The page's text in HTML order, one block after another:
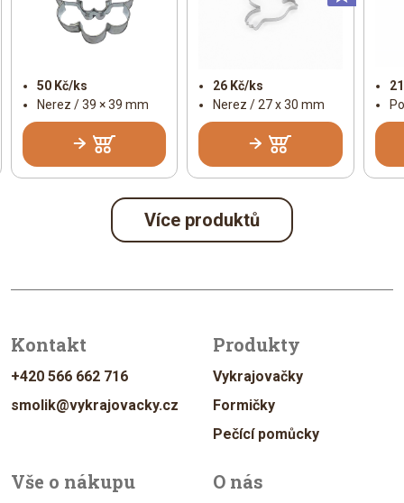
50 Kč/ks
Nerez / 39 × 39 mm
26 Kč/ks
Nerez / 27 x 30 mm
Více produktů
Kontakt
+420 566 662 716
smolik@vykrajovacky.cz
Produkty
Vykrajovačky
Formičky
Pečící pomůcky
Vše o nákupu O nás